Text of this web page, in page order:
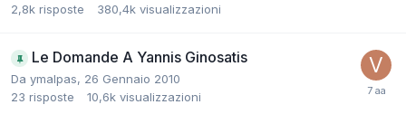
2,8k risposte 380,4k visualizzazioni
Le Domande A Yannis Ginosatis
Da ymalpas, 26 Gennaio 2010
23 risposte 10,6k visualizzazioni